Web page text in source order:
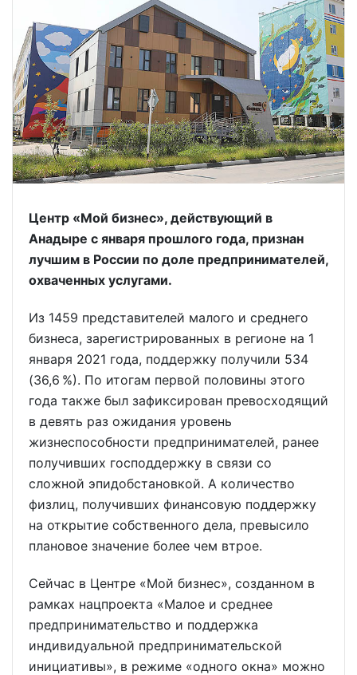
Центр «Мой бизнес», действующий в
Анадыре с января прошлого года, признан
лучшим в России по доле предпринимателей,
охваченных услугами.
Из 1459 представителей малого и среднего
бизнеса, зарегистрированных в регионе на 1
января 2021 года, поддержку получили 534
(36,6 %). По итогам первой половины этого
года также был зафиксирован превосходящий
в девять раз ожидания уровень
жизнеспособности предпринимателей, ранее
получивших господдержку в связи со
сложной эпидобстановкой. А количество
физлиц, получивших финансовую поддержку
на открытие собственного дела, превысило
плановое значение более чем втрое.
Сейчас в Центре «Мой бизнес», созданном в
рамках нацпроекта «Малое и среднее
предпринимательство и поддержка
индивидуальной предпринимательской
инициативы», в режиме «одного окна» можно